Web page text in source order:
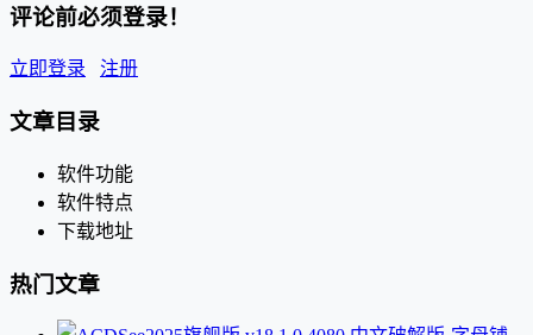
评论前必须登录！
立即登录 注册
文章目录
软件功能
软件特点
下载地址
热门文章